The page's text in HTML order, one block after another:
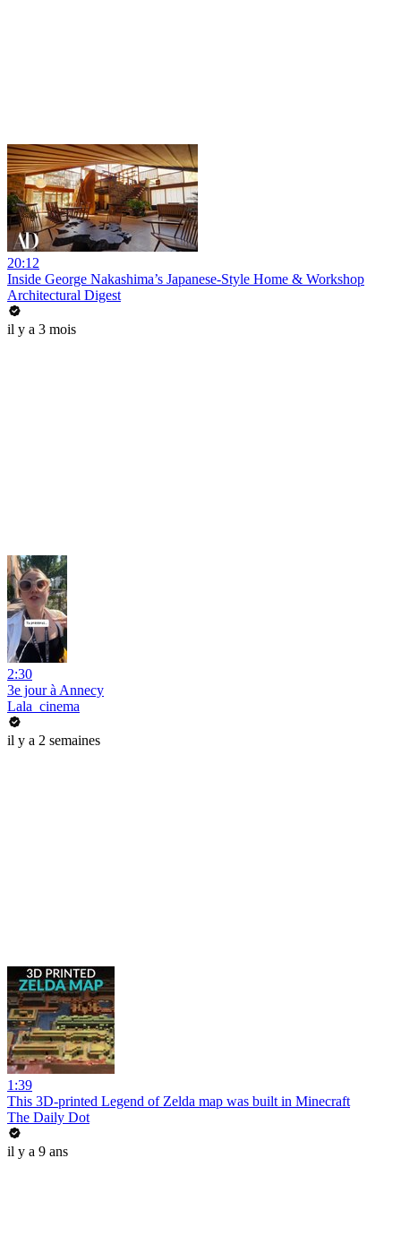
20:12
Inside George Nakashima’s Japanese-Style Home & Workshop
Architectural Digest
il y a 3 mois
2:30
3e jour à Annecy
Lala_cinema
il y a 2 semaines
1:39
This 3D-printed Legend of Zelda map was built in Minecraft
The Daily Dot
il y a 9 ans